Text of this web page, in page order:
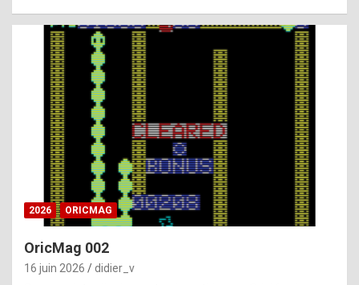
u
l
y
d
i
ff
i
2026 ORICMAG
OricMag 002
16 juin 2026 didier_v